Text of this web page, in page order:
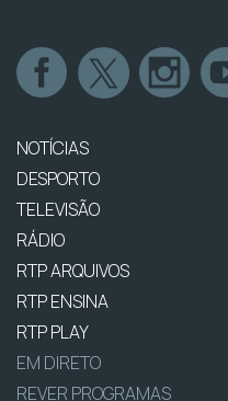
NOTÍCIAS
DESPORTO
TELEVISÃO
RÁDIO
RTP ARQUIVOS
RTP ENSINA
RTP PLAY
EM DIRETO
REVER PROGRAMAS